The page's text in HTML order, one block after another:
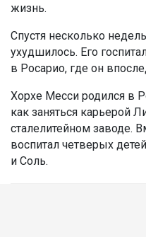
жизнь.
Спустя несколько
ухудшилось. Его
в Росарио, где он
Хорхе Месси родился в
как заняться карьерой
сталелитейном заводе.
воспитал четверых
и Соль.